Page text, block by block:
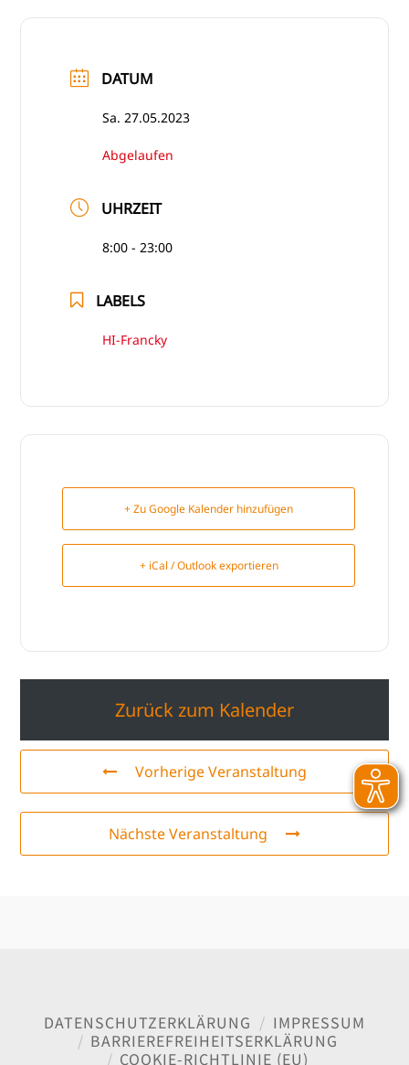
DATUM
Sa. 27.05.2023
Abgelaufen
UHRZEIT
8:00 - 23:00
LABELS
HI-Francky
+ Zu Google Kalender hinzufügen
+ iCal / Outlook exportieren
Zurück zum Kalender
Vorherige Veranstaltung
Nächste Veranstaltung
DATENSCHUTZERKLÄRUNG
IMPRESSUM
BARRIEREFREIHEITSERKLÄRUNG
COOKIE-RICHTLINIE (EU)